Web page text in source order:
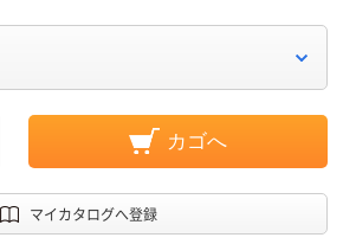
カゴへ
マイカタログへ登録